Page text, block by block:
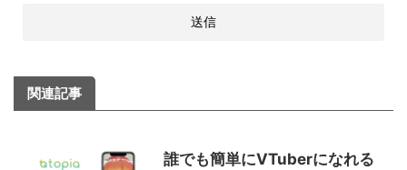
関連記事
誰でも簡単にVTuberになれる